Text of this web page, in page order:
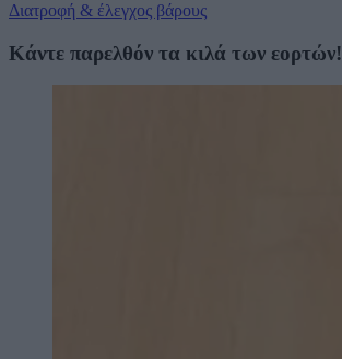
Διατροφή & έλεγχος βάρους
Κάντε παρελθόν τα κιλά των εορτών!